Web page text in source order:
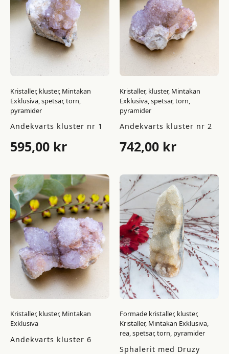
Kristaller, kluster, Mintakan
Exklusiva, spetsar, torn,
pyramider
Andekvarts kluster nr 1
595,00 kr
Kristaller, kluster, Mintakan
Exklusiva, spetsar, torn,
pyramider
Andekvarts kluster nr 2
742,00 kr
Kristaller, kluster, Mintakan
Exklusiva
Andekvarts kluster 6
Formade kristaller, kluster,
Kristaller, Mintakan Exklusiva,
rea, spetsar, torn, pyramider
Sphalerit med Druzy